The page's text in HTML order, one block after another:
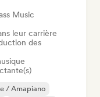
Music
leur carrière
des
/ Amapiano